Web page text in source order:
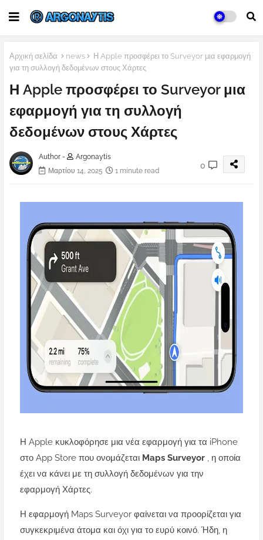
Αρχική σελίδα news
Η Apple προσφέρει το Surveyor μια εφαρμογή
για τη συλλογή δεδομένων στους Χάρτες
Η Apple προσφέρει το Surveyor μια
εφαρμογή για τη συλλογή
δεδομένων στους Χάρτες
Author -
Argonaytis
Μαρτίου 14, 2025
1 minute read
0
Η Apple κυκλοφόρησε μια νέα εφαρμογή για τα iPhone
στο App Store που ονομάζεται Maps Surveyor , η οποία
έχει να κάνει με τη συλλογή δεδομένων για την
εφαρμογή Χάρτες.
Η εφαρμογή Maps Surveyor φαίνεται να προορίζεται για
συγκεκριμένα άτομα και όχι για το ευρύ κοινό. Ήδη, η